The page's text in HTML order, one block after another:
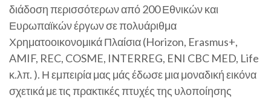
διάδοση περισσότερων από 200 Εθνικών και
Ευρωπαϊκών έργων σε πολυάριθμα
Χρηματοοικονομικά Πλαίσια (Horizon, Erasmus+,
AMIF, REC, COSME, INTERREG, ENI CBC MED, Life
κ.λπ. ). Η εμπειρία μας μάς έδωσε μια μοναδική εικόνα
σχετικά με τις πρακτικές πτυχές της υλοποίησης